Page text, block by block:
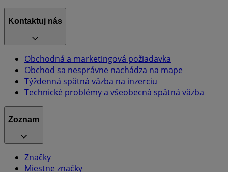
Kontaktuj nás
Obchodná a marketingová požiadavka
Obchod sa nesprávne nachádza na mape
Týždenná spätná väzba na inzerciu
Technické problémy a všeobecná spätná väzba
Zoznam
Značky
Miestne značky